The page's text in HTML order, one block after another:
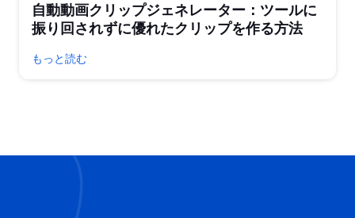
自動動画クリップジェネレーター：ツールに
振り回されずに優れたクリップを作る方法
もっと読む